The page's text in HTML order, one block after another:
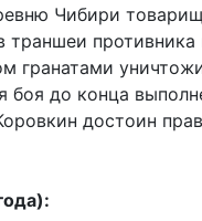
Чибири
траншеи противника
гранатами
до конца
достоин